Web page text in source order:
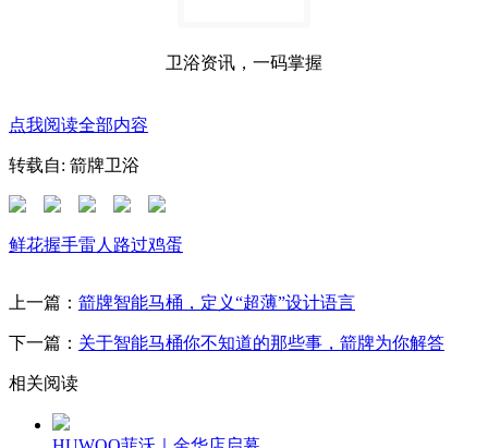
卫浴资讯，一码掌握
点我阅读全部内容
转载自: 箭牌卫浴
鲜花握手雷人 路过鸡蛋
上一篇： 箭牌智能马桶，定义“超薄”设计语言
下一篇： 关于智能马桶你不知道的那些事，箭牌为你解答
相关阅读